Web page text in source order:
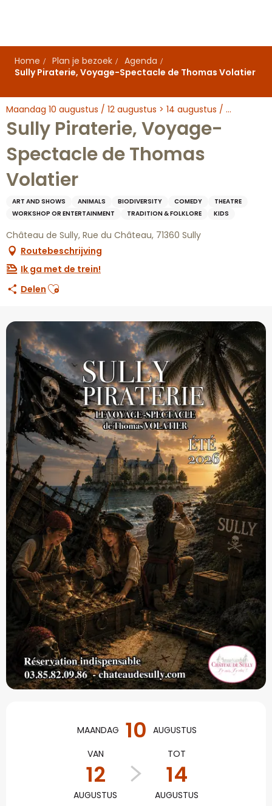
principal
Home
Plan je bezoek
Agenda
Sully Piraterie, Voyage-Spectacle de Thomas Volatier
Maandag 10 augustus / 12 augustus > 14 augustus / ...
Sully Piraterie, Voyage-
Spectacle de Thomas
Volatier
ART AND SHOWS ANIMALS BIODIVERSITY COMEDY
THEATRE
WORKSHOP OR ENTERTAINMENT
TRADITION & FOLKLORE KIDS
Château de Sully, Rue du Château, 71360 Sully
Routebeschrijving
Ik ga met de trein!
Delen Ajouter aux favoris
Openingstijden en
MAANDAG 10 AUGUSTUS
VAN
12
AUGUSTUS
TOT
14
AUGUSTUS